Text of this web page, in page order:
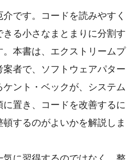
です。コードを読みやすく
る小さなまとまりに分割す
。本書は、エクストリームプ
案者で、ソフトウェアパター
ケント・ベックが、システム
置き、コードを改善するに
するのがよいかを解説しま